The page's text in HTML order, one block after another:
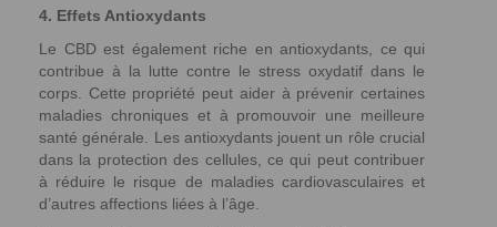
4. Effets Antioxydants
Le CBD est également riche en antioxydants, ce qui
contribue à la lutte contre le stress oxydatif dans le
corps. Cette propriété peut aider à prévenir certaines
maladies chroniques et à promouvoir une meilleure
santé générale. Les antioxydants jouent un rôle crucial
dans la protection des cellules, ce qui peut contribuer
à réduire le risque de maladies cardiovasculaires et
d’autres affections liées à l’âge.